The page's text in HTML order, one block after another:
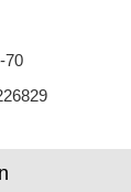
70